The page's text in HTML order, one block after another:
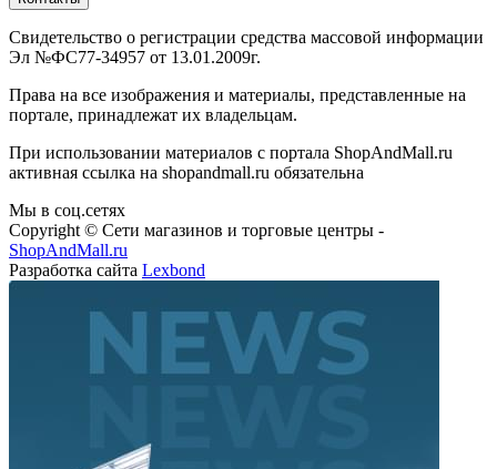
Контакты
Свидетельство о регистрации средства массовой информации
Эл №ФС77-34957 от 13.01.2009г.
Права на все изображения и материалы, представленные на
портале, принадлежат их владельцам.
При использовании материалов с портала ShopAndMall.ru
активная ссылка на shopandmall.ru обязательна
Мы в соц.сетях
Copyright © Сети магазинов и торговые центры -
ShopAndMall.ru
Разработка сайтаLexbond